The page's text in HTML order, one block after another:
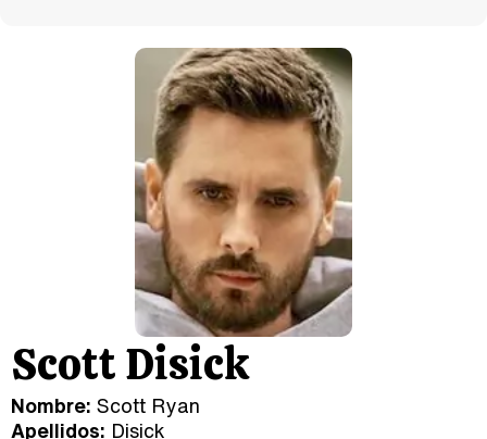
Scott Disick
Nombre: Scott Ryan
Apellidos: Disick